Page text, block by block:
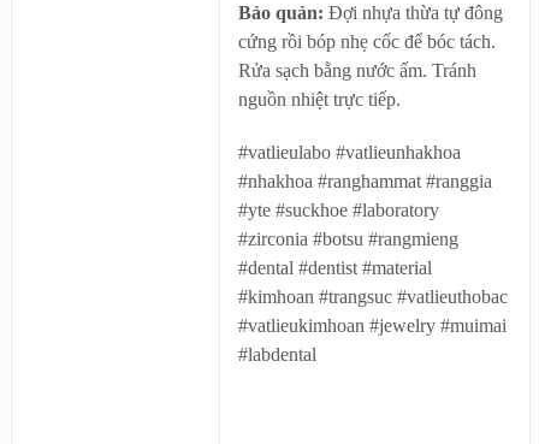
Bảo quản: Đợi nhựa thừa tự đông
cứng rồi bóp nhẹ cốc để bóc tách.
Rửa sạch bằng nước ấm. Tránh
nguồn nhiệt trực tiếp.
#vatlieulabo #vatlieunhakhoa
#nhakhoa #ranghammat #ranggia
#yte #suckhoe #laboratory
#zirconia #botsu #rangmieng
#dental #dentist #material
#kimhoan #trangsuc #vatlieuthobac
#vatlieukimhoan #jewelry #muimai
#labdental